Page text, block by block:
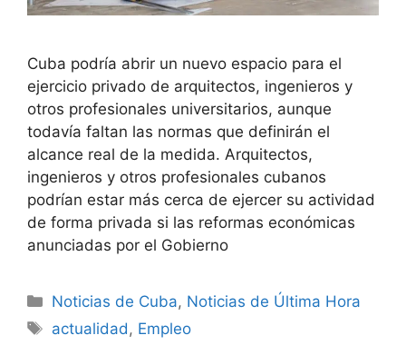
Cuba podría abrir un nuevo espacio para el
ejercicio privado de arquitectos, ingenieros y
otros profesionales universitarios, aunque
todavía faltan las normas que definirán el
alcance real de la medida. Arquitectos,
ingenieros y otros profesionales cubanos
podrían estar más cerca de ejercer su actividad
de forma privada si las reformas económicas
anunciadas por el Gobierno
Categories
Noticias de Cuba, Noticias de Última Hora
Tags
actualidad, Empleo